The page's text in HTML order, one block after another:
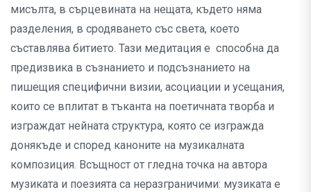
мисълта, в сърцевината на нещата, където няма
разделения, в сродяването със света, което
съставлява битието. Тази медитация е способна да
предизвика в съзнанието и подсъзнанието на
пишещия специфични визии, асоциации и усещания,
които се вплитат в тъканта на поетичната творба и
изграждат нейната структура, която се изгражда
донякъде и според каноните на музикалната
композиция. Всъщност от гледна точка на автора
музиката и поезията са неразграничими: музиката е